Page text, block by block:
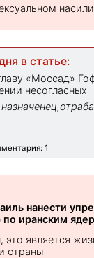
в статье:
«Моссад»
несогласных
1
нанести
иранским
это является
страны